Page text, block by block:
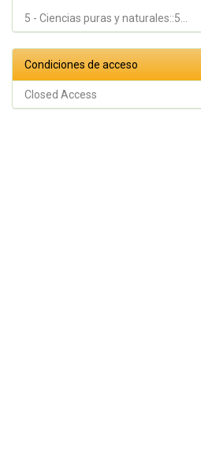
5 - Ciencias puras y naturales::5...
Condiciones de acceso
Closed Access